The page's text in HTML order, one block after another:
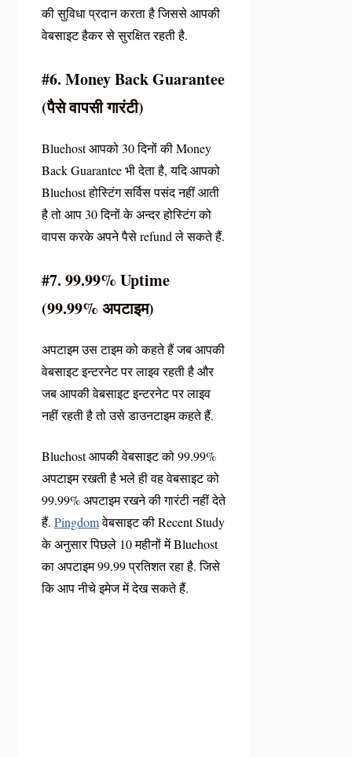
की सुविधा प्रदान करता है जिससे आपकी
वेबसाइट हैकर से सुरक्षित रहती है.
#6. Money Back Guarantee
(पैसे वापसी गारंटी)
Bluehost आपको 30 दिनों की Money
Back Guarantee भी देता है, यदि आपको
Bluehost होस्टिंग सर्विस पसंद नहीं आती
है तो आप 30 दिनों के अन्दर होस्टिंग को
वापस करके अपने पैसे refund ले सकते हैं.
#7. 99.99% Uptime
(99.99% अपटाइम)
अपटाइम उस टाइम को कहते हैं जब आपकी
वेबसाइट इन्टरनेट पर लाइव रहती है और
जब आपकी वेबसाइट इन्टरनेट पर लाइव
नहीं रहती है तो उसे डाउनटाइम कहते हैं.
Bluehost आपकी वेबसाइट को 99.99%
अपटाइम रखती है भले ही वह वेबसाइट को
99.99% अपटाइम रखने की गारंटी नहीं देते
हैं. Pingdomवेबसाइट की Recent Study
के अनुसार पिछले 10 महीनों में Bluehost
का अपटाइम 99.99 प्रतिशत रहा है. जिसे
कि आप नीचे इमेज में देख सकते हैं.